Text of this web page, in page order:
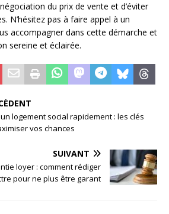
du prix de vente et d’éviter
N’hésitez pas à faire appel à un
accompagner dans cette démarche et
sereine et éclairée.
logement social rapidement : les clés
vos chances
SUIVANT
loyer : comment rédiger
pour ne plus être garant